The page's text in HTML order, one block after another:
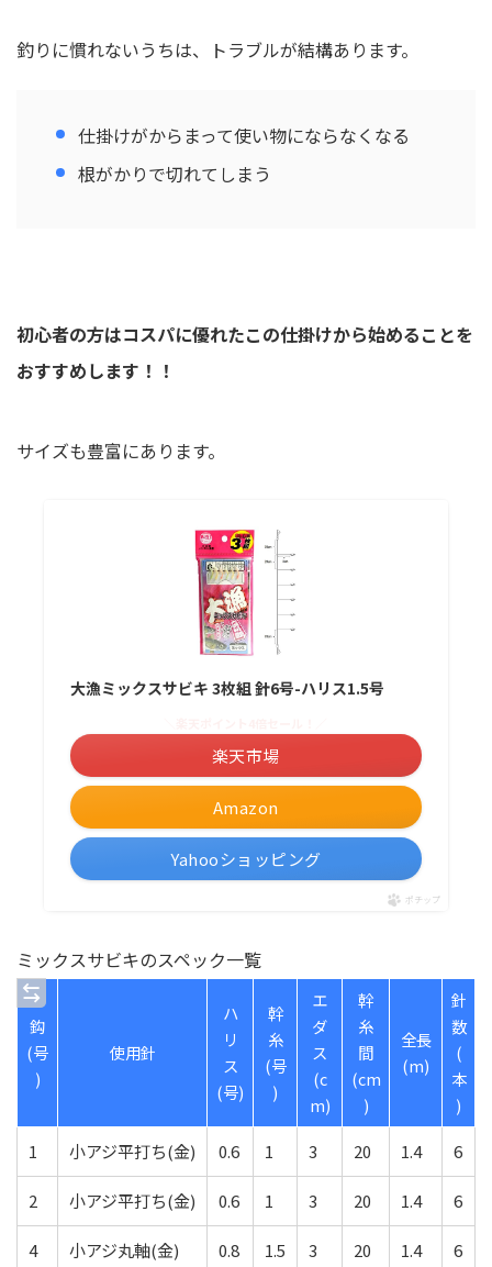
釣りに慣れないうちは、トラブルが結構あります。
仕掛けがからまって使い物にならなくなる
根がかりで切れてしまう
初心者の方はコスパに優れたこの仕掛けから始めることを
おすすめします！！
サイズも豊富にあります。
大漁ミックスサビキ 3枚組 針6号-ハリス1.5号
Amazon
楽天市場
Yahooショッピング
ポチップ
ミックスサビキのスペック一覧
鈎
(号
)
使用針
ハ
リ
ス
(号)
幹
糸
(号
)
エ
ダ
ス
(c
m)
幹
糸
間
(cm
)
全長
(m)
針
数
(
本
)
1
小アジ平打ち(金) 0.6 1 3 20 1.4 6
2 小アジ平打ち(金) 0.6 1 3 20 1.4 6
4 小アジ丸軸(金) 0.8 1.5 3 20 1.4 6